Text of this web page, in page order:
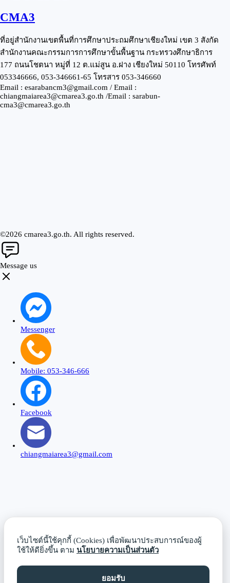
CMA3
ที่อยู่สำนักงานเขตพื้นที่การศึกษาประถมศึกษาเชียงใหม่ เขต 3 สังกัด
สำนักงานคณะกรรมการการศึกษาขั้นพื้นฐาน กระทรวงศึกษาธิการ
177 ถนนโชตนา หมู่ที่ 12 ต.แม่สูน อ.ฝาง เชียงใหม่ 50110 โทรศัพท์
053346666, 053-346661-65 โทรสาร 053-346660
Email : esarabancm3@gmail.com / Email :
chiangmaiarea3@cmarea3.go.th /Email : sarabun-
cma3@cmarea3.go.th
©2026 cmarea3.go.th. All rights reserved.
Message us
Messenger
Mobile: 053-346-666
Facebook
chiangmaiarea3@gmail.com
เว็บไซต์นี้ใช้คุกกี้ (Cookies) เพื่อพัฒนาประสบการณ์ของผู้
ใช้ให้ดียิ่งขึ้น ตาม นโยบายความเป็นส่วนตัว
ยอมรับ